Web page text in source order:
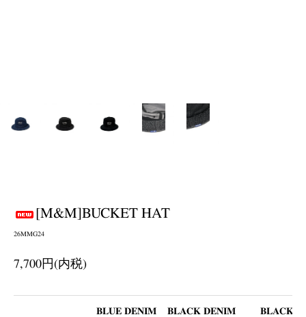
[M&M]BUCKET HAT
26MMG24
7,700円(内税)
BLUE DENIM BLACK DENIM BLACK